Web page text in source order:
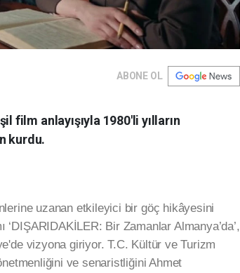
ABONE OL
film anlayışıyla 1980'li yılların
kurdu.
uzanan etkileyici bir göç hikâyesini
Bir Zamanlar Almanya’da’,
vizyona giriyor. T.C. Kültür ve Turizm
ve senaristliğini Ahmet